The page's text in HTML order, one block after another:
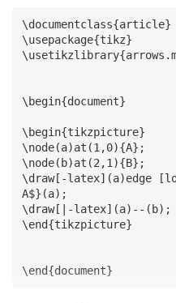
\documentclass{article}
\usepackage{tikz}
\begin{document}
\begin{tikzpicture}
\node(a)at(1,0){A};
\node(b)at(2,1){B};
\draw[-latex](a)edge
A$}(a);
\draw[|-latex](a)--(b);
\end{tikzpicture}
\end{document}